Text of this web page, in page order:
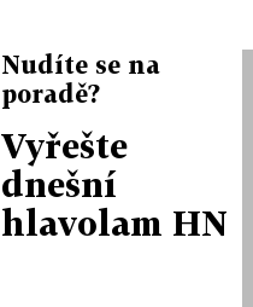
Nudíte se na
poradě?
Vyřešte
dnešní
hlavolam HN